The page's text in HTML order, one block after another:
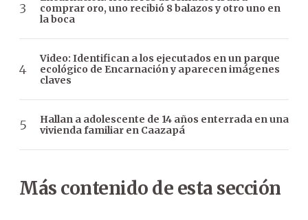
comprar oro, uno recibió 8 balazos y otro uno en
la boca
Video: Identifican a los ejecutados en un parque
ecológico de Encarnación y aparecen imágenes
claves
Hallan a adolescente de 14 años enterrada en una
vivienda familiar en Caazapá
Más contenido de esta sección